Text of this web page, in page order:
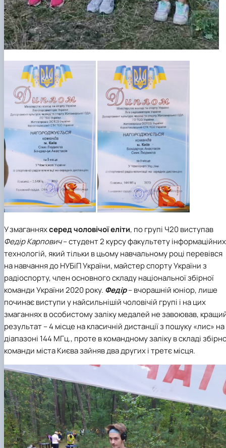
У змаганняхсеред чоловічої еліти, по групі Ч20 виступав
Федір Карпович– студент 2 курсу факультету інформаційних
технологій, який тільки в цьому навчальному році перевівся
на навчання до НУБіП України, майстер спорту України з
радіоспорту, член основного складу національної збірної
команди України 2020 року. Федір– вчорашній юніор, лише
починає виступи у найсильнішій чоловічій групі і на цих
змаганнях в особистому заліку медалей не завоював,
результат – 4 місце на класичній дистанції з пошуку «лис» на
діапазоні 144 МГц., проте в командному заліку в складі
команди міста Києва зайнявдва других і третє місця.